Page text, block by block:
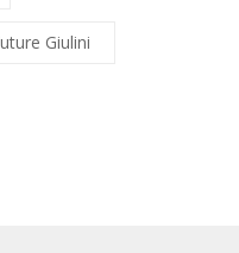
Giulini